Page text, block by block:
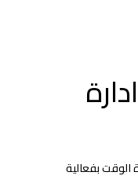
الوقت بفعالية